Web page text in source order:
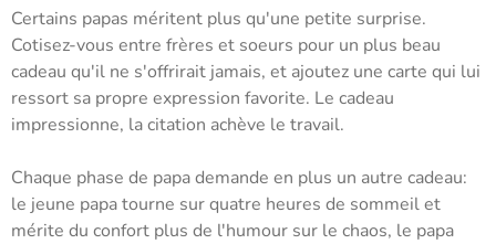
Certains papas méritent plus qu'une petite surprise.
Cotisez-vous entre frères et soeurs pour un plus beau
cadeau qu'il ne s'offrirait jamais, et ajoutez une carte qui lui
ressort sa propre expression favorite. Le cadeau
impressionne, la citation achève le travail.
Chaque phase de papa demande en plus un autre cadeau:
le jeune papa tourne sur quatre heures de sommeil et
mérite du confort plus de l'humour sur le chaos, le papa